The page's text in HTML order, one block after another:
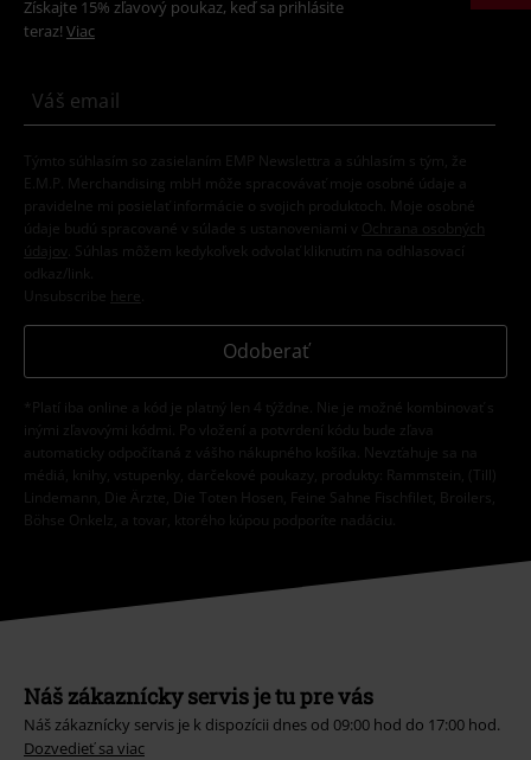
Získajte 15% zľavový poukaz, keď sa prihlásite
teraz! Viac
Týmto súhlasím so zasielaním EMP Newslettra a súhlasím s tým, že
E.M.P. Merchandising mbH môže spracovávať moje osobné údaje a
pravidelne mi posielať informácie o svojich produktoch. Moje osobné
údaje budú spracované v súlade s ustanoveniami v
Ochrana osobných
údajov
. Súhlas môžem kedykoľvek odvolať kliknutím na odhlasovací
odkaz/link.
Unsubscribe here
Odoberať
*Platí iba online a kód je platný len 4 týždne. Nie je možné kombinovať s
inými zľavovými kódmi. Po vložení a potvrdení kódu bude zľava
automaticky odpočítaná z vášho nákupného košíka. Nevzťahuje sa na
médiá, knihy, vstupenky, darčekové poukazy, produkty: Rammstein, (Till)
Lindemann, Die Ärzte, Die Toten Hosen, Feine Sahne Fischfilet, Broilers,
Böhse Onkelz, a tovar, ktorého kúpou podporíte nadáciu.
Náš zákaznícky servis je tu pre vás
Náš zákaznícky servis je k dispozícii dnes od 09:00 hod do 17:00 hod.
Dozvedieť sa viac